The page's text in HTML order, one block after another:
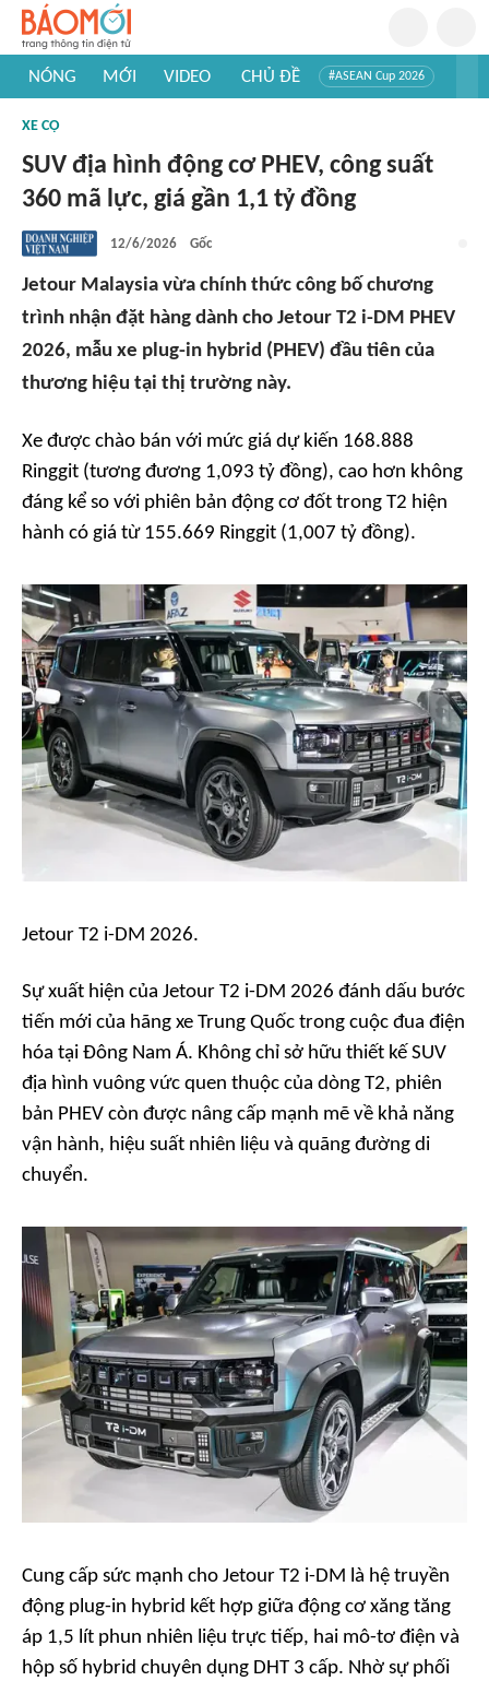
NÓNG MỚI VIDEO CHỦ ĐỀ #ASEAN Cup 2026
#Khám phá thế giới
XE CỘ
SUV địa hình động cơ PHEV, công suất
360 mã lực, giá gần 1,1 tỷ đồng
12/6/2026 Gốc
Jetour Malaysia vừa chính thức công bố chương
trình nhận đặt hàng dành cho Jetour T2 i-DM PHEV
2026, mẫu xe plug-in hybrid (PHEV) đầu tiên của
thương hiệu tại thị trường này.
Xe được chào bán với mức giá dự kiến 168.888
Ringgit (tương đương 1,093 tỷ đồng), cao hơn không
đáng kể so với phiên bản động cơ đốt trong T2 hiện
hành có giá từ 155.669 Ringgit (1,007 tỷ đồng).
Jetour T2 i-DM 2026.
Sự xuất hiện của Jetour T2 i-DM 2026 đánh dấu bước
tiến mới của hãng xe Trung Quốc trong cuộc đua điện
hóa tại Đông Nam Á. Không chỉ sở hữu thiết kế SUV
địa hình vuông vức quen thuộc của dòng T2, phiên
bản PHEV còn được nâng cấp mạnh mẽ về khả năng
vận hành, hiệu suất nhiên liệu và quãng đường di
chuyển.
Cung cấp sức mạnh cho Jetour T2 i-DM là hệ truyền
động plug-in hybrid kết hợp giữa động cơ xăng tăng
áp 1,5 lít phun nhiên liệu trực tiếp, hai mô-tơ điện và
hộp số hybrid chuyên dụng DHT 3 cấp. Nhờ sự phối